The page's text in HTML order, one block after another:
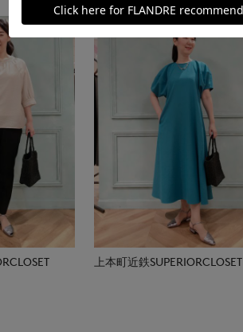
上本町近鉄SUPERIORCLOSET